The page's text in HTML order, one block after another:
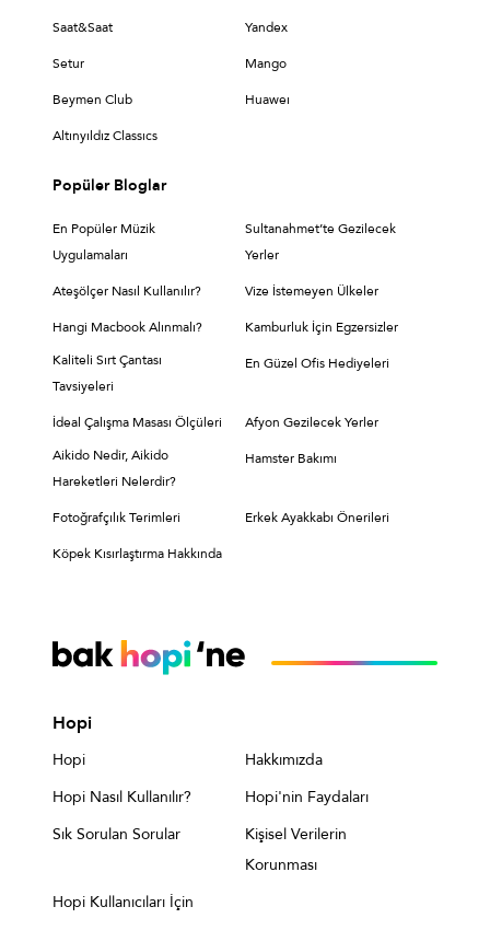
Saat&Saat Yandex
Setur Mango
Beymen Club Huaweı
Altınyıldız Classıcs
Popüler Bloglar
En Popüler Müzik
Uygulamaları
Sultanahmet’te Gezilecek
Yerler
Ateşölçer Nasıl Kullanılır? Vize İstemeyen Ülkeler
Hangi Macbook Alınmalı?
Kamburluk İçin Egzersizler
Kaliteli Sırt Çantası
Tavsiyeleri
En Güzel Ofis Hediyeleri
İdeal Çalışma Masası Ölçüleri
Afyon Gezilecek Yerler
Aikido Nedir, Aikido
Hareketleri Nelerdir?
Hamster Bakımı
Fotoğrafçılık Terimleri Erkek Ayakkabı Önerileri
Köpek Kısırlaştırma Hakkında
Hopi
Hopi
Hakkımızda
Hopi Nasıl Kullanılır?
Hopi'nin Faydaları
Sık Sorulan Sorular
Kişisel Verilerin
Korunması
Hopi Kullanıcıları İçin